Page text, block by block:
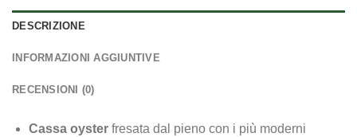
DESCRIZIONE
INFORMAZIONI AGGIUNTIVE
RECENSIONI (0)
Cassa oyster fresata dal pieno con i più moderni